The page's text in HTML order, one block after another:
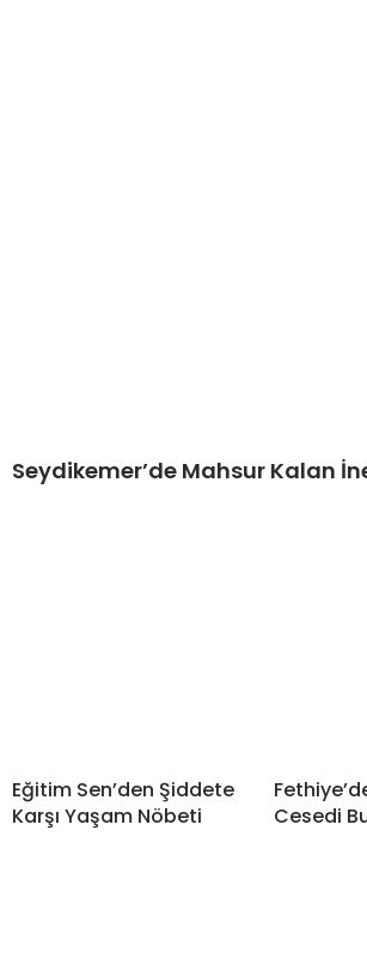
Seydikemer’de Mahsur Kalan
Eğitim Sen’den Şiddete
Karşı Yaşam Nöbeti
Cesedi